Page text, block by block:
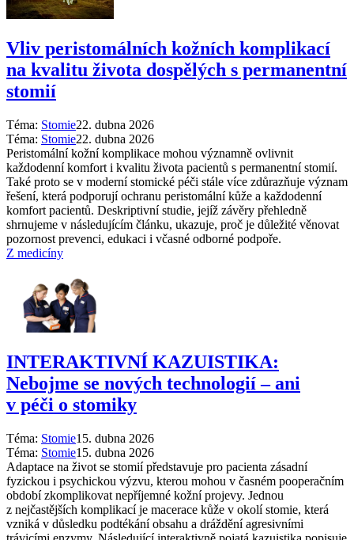
Vliv peristomálních kožních komplikací
na kvalitu života dospělých s permanentní
stomií
Téma: Stomie22. dubna 2026
Téma: Stomie22. dubna 2026
Peristomální kožní komplikace mohou významně ovlivnit
každodenní komfort i kvalitu života pacientů s permanentní stomií.
Také proto se v moderní stomické péči stále více zdůrazňuje význam
řešení, která podporují ochranu peristomální kůže a každodenní
komfort pacientů. Deskriptivní studie, jejíž závěry přehledně
shrnujeme v následujícím článku, ukazuje, proč je důležité věnovat
pozornost prevenci, edukaci i včasné odborné podpoře.
Z medicíny
INTERAKTIVNÍ KAZUISTIKA:
Nebojme se nových technologií –⁠ ani
v péči o stomiky
Téma: Stomie15. dubna 2026
Téma: Stomie15. dubna 2026
Adaptace na život se stomií představuje pro pacienta zásadní
fyzickou i psychickou výzvu, kterou mohou v časném pooperačním
období zkomplikovat nepříjemné kožní projevy. Jednou
z nejčastějších komplikací je macerace kůže v okolí stomie, která
vzniká v důsledku podtékání obsahu a dráždění agresivními